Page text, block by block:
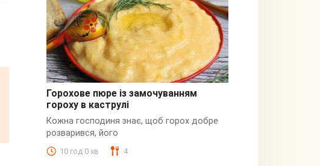
Пюре
Горохове пюре із замочуванням
гороху в каструлі
Кожна господиня знає, щоб горох добре
розварився, його
10 год 0 хв 4